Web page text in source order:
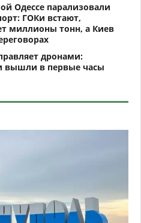
Одессе парализовали
ГОКи встают,
миллионы тонн, а Киев
дронами:
вышли в первые часы